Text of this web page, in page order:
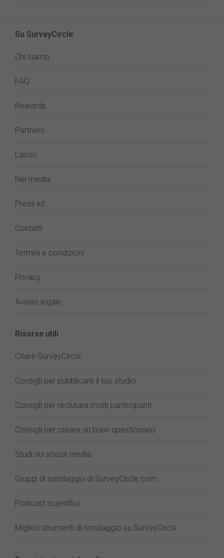
Su SurveyCircle
Chi siamo
FAQ
Rewards
Partners
Lavori
Nei media
Press kit
Contatti
Termini e condizioni
Privacy
Avviso legale
Risorse utili
Citare SurveyCircle
Consigli per pubblicare il tuo studio
Consigli per reclutare molti partecipanti
Consigli per creare un buon questionario
Studi sui social media
Gruppi di sondaggio di SurveyCircle.com
Podcast scientifici
Migliori strumenti di sondaggio su SurveyCircle